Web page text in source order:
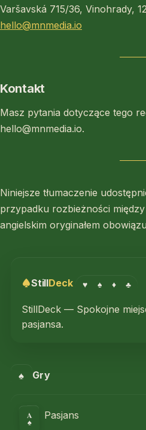
Varšavská 715/36, Vinohrady,
hello@mnmedia.io
Kontakt
Masz pytania dotyczące tego
hello@mnmedia.io.
Niniejsze tłumaczenie
przypadku rozbieżności między
angielskim oryginałem
StillDeck ♥ ♠ ♦ ♣
StillDeck — Spokojne
pasjansa.
♠ Gry
A
♠
Pasjans